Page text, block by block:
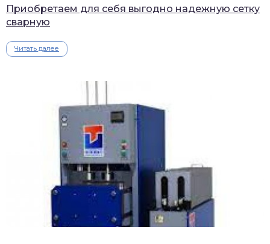
Приобретаем для себя выгодно надежную сетку
сварную
Читать далее